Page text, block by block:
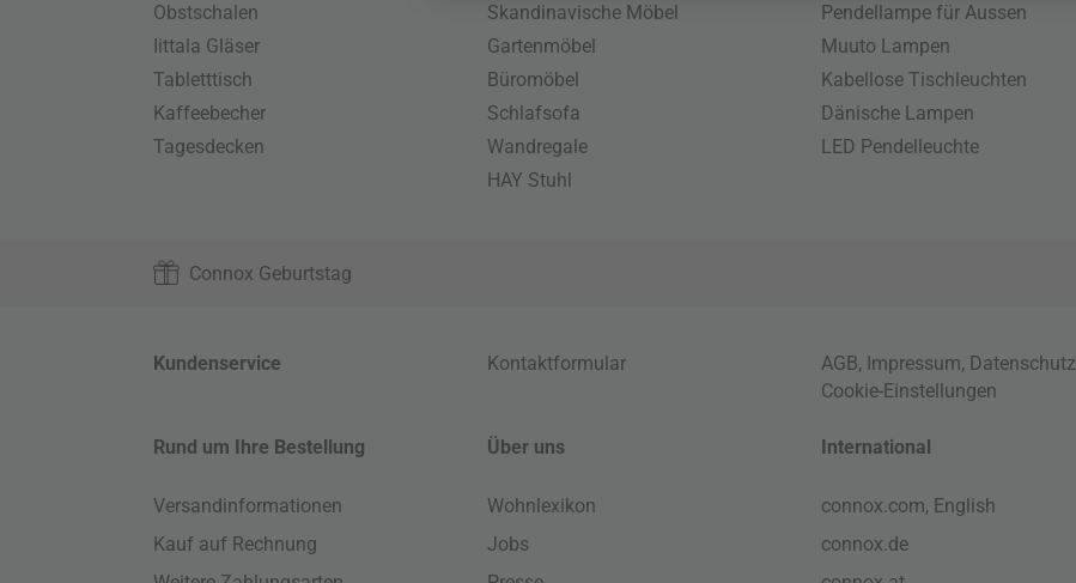
Obstschalen
Iittala Gläser
Tabletttisch
Kaffeebecher
Tagesdecken
Skandinavische Möbel
Gartenmöbel
Büromöbel
Schlafsofa
Wandregale
HAY Stuhl
Pendellampe für Aussen
Muuto Lampen
Kabellose Tischleuchten
Dänische Lampen
LED Pendelleuchte
Connox Geburtstag
Kundenservice Kontaktformular AGB, Impressum, Datenschutz
Cookie-Einstellungen
Rund um Ihre Bestellung
Versandinformationen
Kauf auf Rechnung
Über uns
Wohnlexikon
Jobs
International
connox.com, English
connox.de